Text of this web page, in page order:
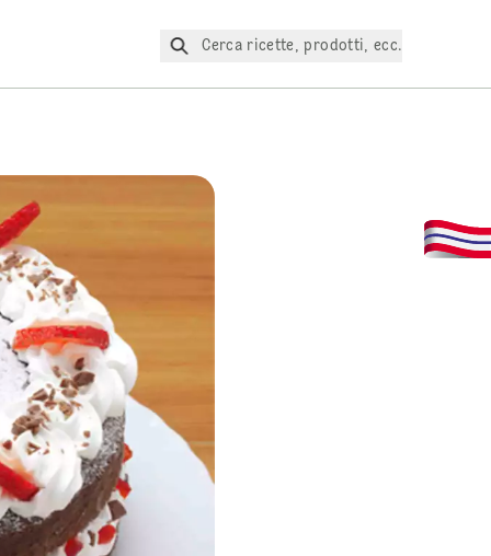
Cerca ricette, prodotti, ecc.